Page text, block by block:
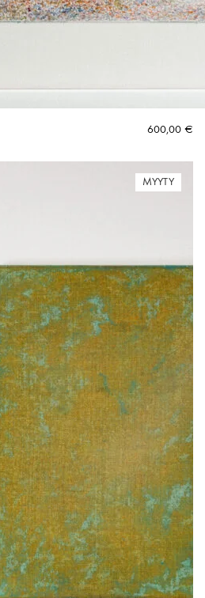
600,00 €
MYYTY